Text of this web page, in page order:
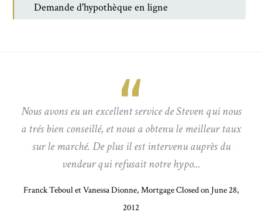
Demande d'hypothèque en ligne
Nous avons eu un excellent service de Steven qui nous
a trés bien conseillé, et nous a obtenu le meilleur taux
sur le marché. De plus il est intervenu auprès du
vendeur qui refusait notre hypo...
Franck Teboul et Vanessa Dionne, Mortgage Closed on June 28,
2012